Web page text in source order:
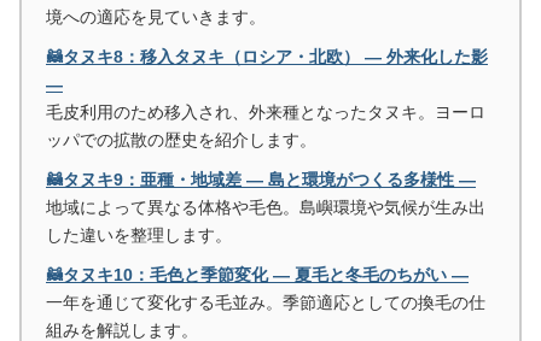
境への適応を見ていきます。
🦝タヌキ8：移入タヌキ（ロシア・北欧） ― 外来化した影
―
毛皮利用のため移入され、外来種となったタヌキ。ヨーロ
ッパでの拡散の歴史を紹介します。
🦝タヌキ9：亜種・地域差 ― 島と環境がつくる多様性 ―
地域によって異なる体格や毛色。島嶼環境や気候が生み出
した違いを整理します。
🦝タヌキ10：毛色と季節変化 ― 夏毛と冬毛のちがい ―
一年を通じて変化する毛並み。季節適応としての換毛の仕
組みを解説します。